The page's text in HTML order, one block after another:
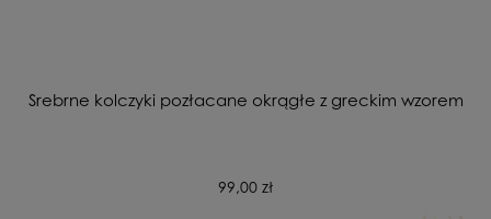
Srebrne kolczyki pozłacane okrągłe z greckim wzorem
99,00 zł